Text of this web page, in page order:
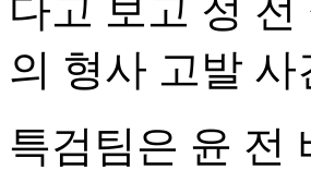
다고 보고 정
의 형사 고발
특검팀은 윤 전